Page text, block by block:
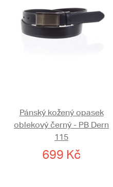
Pánský kožený opasek
oblekový černý - PB Dern
115
699 Kč